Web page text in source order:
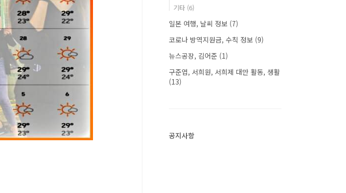
기타 (6)
일본 여행, 날씨 정보 (7)
코로나 방역지원금, 수칙 정보 (9)
뉴스공장, 김어준 (1)
구준엽, 서희원, 서희제 대만 활동, 생활
(13)
공지사항